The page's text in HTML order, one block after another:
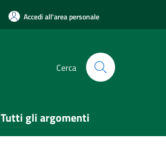
Accedi all'area personale
Cerca
Tutti gli argomenti